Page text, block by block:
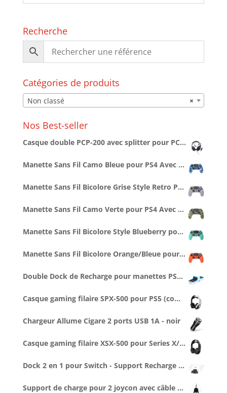
Recherche
Catégories de produits
×
Non classé
Nos Best-seller
Casque double PCP-200 avec splitter pour PC/PS4/PS5/XBOXONE/SERIESX/SWITCH
Manette Sans Fil Camo Bleue pour PS4 Avec Prise Jack pour casque et boutons lumineux
Manette Sans Fil Bicolore Grise Style Retro PS1 pour PS4 Avec Prise Jack pour casque et boutons lumineux
Manette Sans Fil Camo Verte pour PS4 Avec Prise Jack pour casque et boutons lumineux
Manette Sans Fil Bicolore Style Blueberry pour PS4 Avec Prise Jack pour casque et boutons lumineux
Manette Sans Fil Bicolore Orange/Bleue pour PS4 Avec Prise Jack pour casque et boutons lumineux
Double Dock de Recharge pour manettes PS5 (1 cable Type C 1M inclus)
Casque gaming filaire SPX-500 pour PS5 (compatible PS4, Series X/S...)
Chargeur Allume Cigare 2 ports USB 1A - noir
Casque gaming filaire XSX-500 pour Series X/S (compatible PS5, Switch...)
Dock 2 en 1 pour Switch - Support Recharge + Connexion vidéo TV
Support de charge pour 2 joycon avec câble type C de 2,5 m